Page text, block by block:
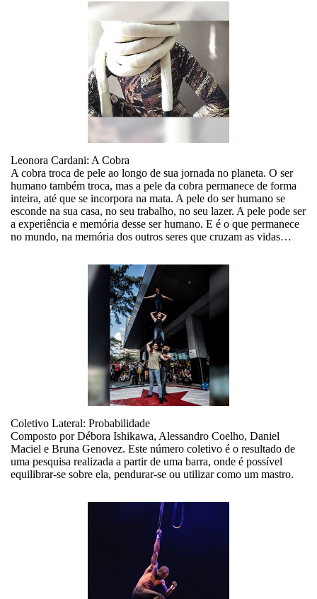
Leonora Cardani: A Cobra
A cobra troca de pele ao longo de sua jornada no planeta. O ser
humano também troca, mas a pele da cobra permanece de forma
inteira, até que se incorpora na mata. A pele do ser humano se
esconde na sua casa, no seu trabalho, no seu lazer. A pele pode ser
a experiência e memória desse ser humano. E é o que permanece
no mundo, na memória dos outros seres que cruzam as vidas…
Coletivo Lateral: Probabilidade
Composto por Débora Ishikawa, Alessandro Coelho, Daniel
Maciel e Bruna Genovez. Este número coletivo é o resultado de
uma pesquisa realizada a partir de uma barra, onde é possível
equilibrar-se sobre ela, pendurar-se ou utilizar como um mastro.